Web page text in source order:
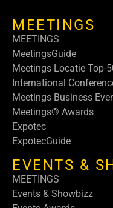
MEETINGS
MEETINGS
MeetingsGuide
Meetings Locatie Top-
International
Meetings Business
Meetings® Awards
Expotec
ExpotecGuide
EVENTS &
MEETINGS
Events & Showbizz